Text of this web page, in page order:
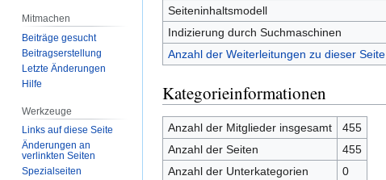
Seiteninhaltsmodell
Indizierung durch Suchmaschinen
Anzahl der Weiterleitungen zu dieser Seite
Kategorieinformationen
Anzahl der Mitglieder insgesamt
455
Anzahl der Seiten
455
Anzahl der Unterkategorien
0
Mitmachen
Beiträge gesucht
Beitragserstellung
Letzte Änderungen
Hilfe
Werkzeuge
Links auf diese Seite
Änderungen an
verlinkten Seiten
Spezialseiten